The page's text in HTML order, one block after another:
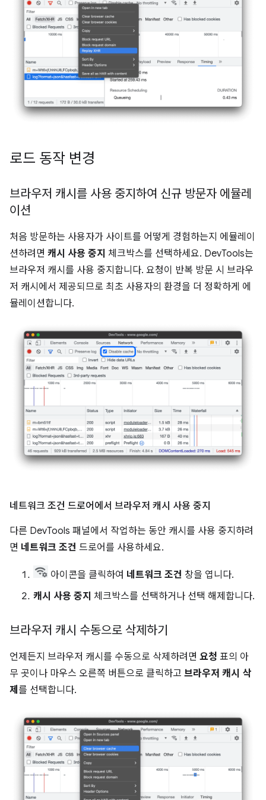
로드 동작 변경
브라우저 캐시를 사용 중지하여 신규 방문자 에뮬레
이션
처음 방문하는 사용자가 사이트를 어떻게 경험하는지 에뮬레이
션하려면 캐시 사용 중지 체크박스를 선택하세요. DevTools는
브라우저 캐시를 사용 중지합니다. 요청이 반복 방문 시 브라우
저 캐시에서 제공되므로 최초 사용자의 환경을 더 정확하게 에
뮬레이션합니다.
네트워크 조건 드로어에서 브라우저 캐시 사용 중지
다른 DevTools 패널에서 작업하는 동안 캐시를 사용 중지하려
면 네트워크 조건 드로어를 사용하세요.
아이콘을 클릭하여 네트워크 조건 창을 엽니다.
캐시 사용 중지 체크박스를 선택하거나 선택 해제합니다.
브라우저 캐시 수동으로 삭제하기
언제든지 브라우저 캐시를 수동으로 삭제하려면 요청 표의 아
무 곳이나 마우스 오른쪽 버튼으로 클릭하고 브라우저 캐시 삭
제 를 선택합니다.